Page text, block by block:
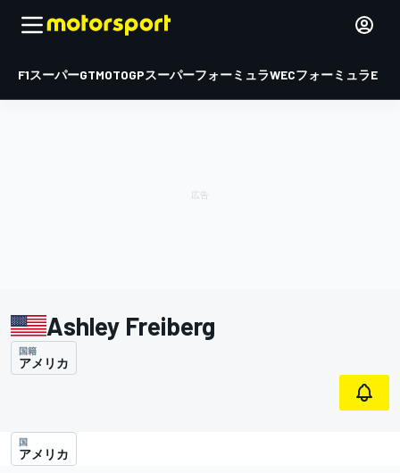
F1スーパーGTMOTOGPスーパーフォーミュラWECフォーミュラE
Ashley Freiberg
国籍
アメリカ
国
アメリカ